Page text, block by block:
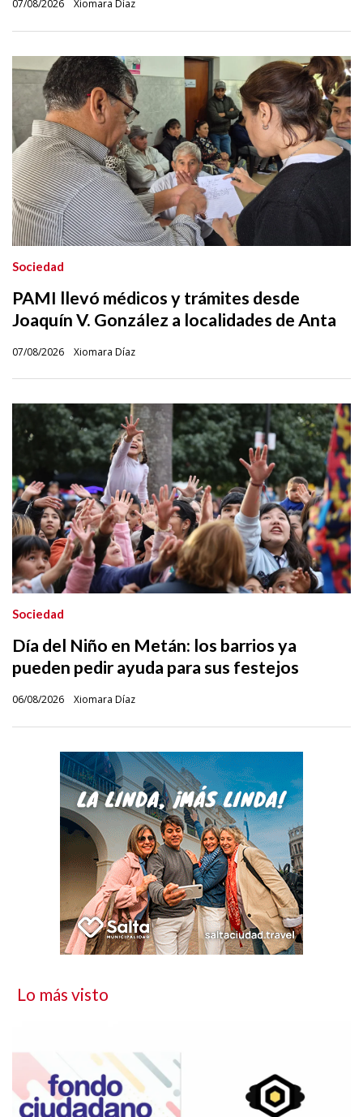
Xiomara Díaz
07/08/2026
PAMI llevó médicos y trámites desde
Joaquín V. González a localidades de Anta
Xiomara Díaz
Sociedad
07/08/2026
Día del Niño en Metán: los barrios ya
pueden pedir ayuda para sus festejos
Xiomara Díaz
Sociedad
06/08/2026
Lo más visto